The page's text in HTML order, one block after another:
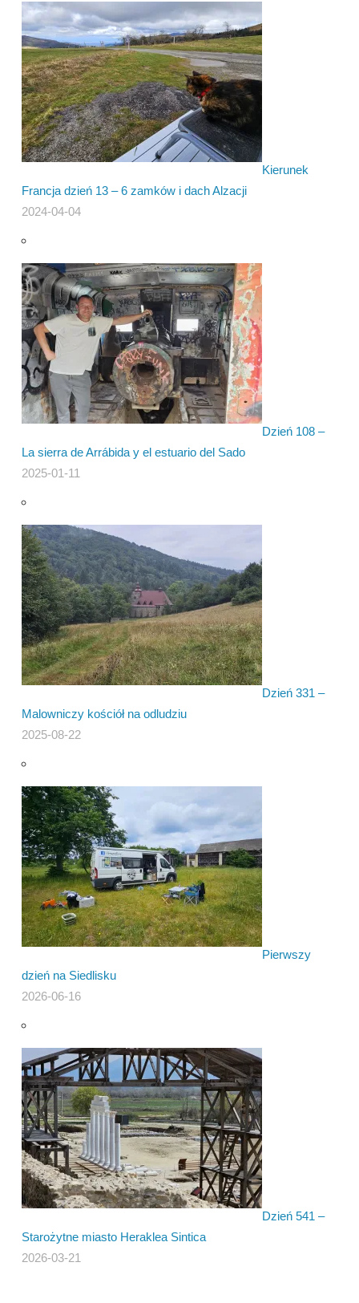
Kierunek
Francja dzień 13 – 6 zamków i dach Alzacji
2024-04-04
Dzień 108 –
La sierra de Arrábida y el estuario del Sado
2025-01-11
Dzień 331 –
Malowniczy kościół na odludziu
2025-08-22
Pierwszy
dzień na Siedlisku
2026-06-16
Dzień 541 –
Starożytne miasto Heraklea Sintica
2026-03-21